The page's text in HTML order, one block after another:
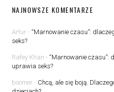
NAJNOWSZE KOMENTARZE
Artur - “Marnowanie czasu”:
seks?
Rafey Khan - “Marnowanie czasu”:
uprawia seks?
boomer - Chcą, ale się boją.